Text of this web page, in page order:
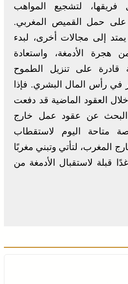
لتشجيع المواهب
على حمل القميص المغربي.
إلى مجالات أخرى، لبدء
هجرة الأدمغة، واستعادة
قادرة على تنزيل الطموح
في رأس المال البشري. فإذا
العقود الماضية قد دفعت
البحث عن عقود عمل خارج
متاحة اليوم لاستقطاب
المغرب، لتأتي وتبني مغربًا
قبلة لاستقبال الأدمغة من